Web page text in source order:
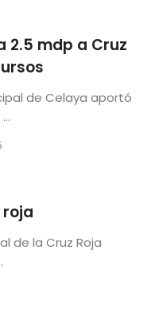
2.5 mdp a Cruz
de Celaya aportó
de la Cruz Roja